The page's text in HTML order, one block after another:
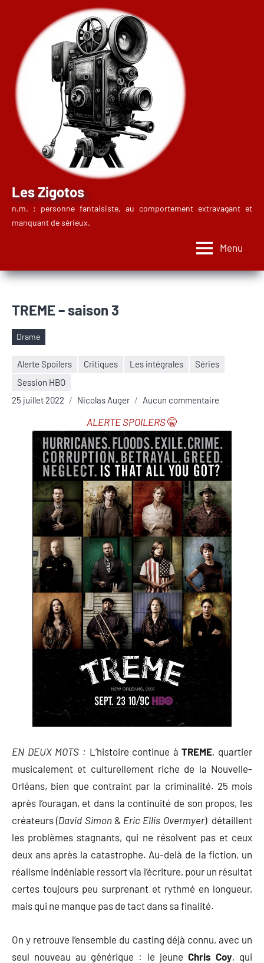
contenu
Les Zigotos
n.m. : personne fantaisiste, au comportement extravagant et
manquant de sérieux.
Menu
TREME – saison 3
Étiquettes
Drame
Alerte Spoilers Critiques Les intégrales
Séries
Session HBO
25 juillet 2022
Nicolas Auger Aucun commentaire
EN DEUX MOTS : L’histoire continue àTREME, quartier
musicalement et culturellement riche de la Nouvelle-
Orléans, bien que contraint par la criminalité. 25 mois
après l’ouragan, et dans la continuité de son propos, les
créateurs (David Simon & Eric Ellis Overmyer) détaillent
les problèmes stagnants, qui ne résolvent pas et ceux
deux ans après la catastrophe. Au-delà de la fiction, un
réalisme indéniable ressort via l’écriture, pour un résultat
certes toujours peu surprenant et rythmé en longueur,
mais qui ne manque pas de tact dans sa finalité.
On y retrouve l’ensemble du casting déjà connu, avec un
seul nouveau au générique : le jeune Chris Coy, qui